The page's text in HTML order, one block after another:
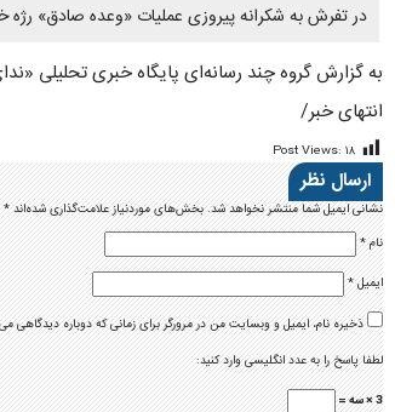
در تفرش به شکرانه پیروزی عملیات «وعده صادق» رژه
به گزارش گروه چند رسانه‌ای پایگاه خبری تحلیلی
انتهای خبر/
Post Views: ۱۸
ارسال نظر
نشانی ایمیل شما منتشر نخواهد شد.بخش‌های موردنیاز علامت‌گذاری شده‌اند*
نام*
ایمیل*
ذخیره نام، ایمیل و وبسایت من در مرورگر برای زمانی که دوباره دیدگاهی
لطفا پاسخ را به عدد انگلیسی وارد کنید:
3 × سه =